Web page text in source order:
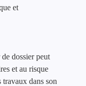
et
dossier peut
et au risque
travaux dans son